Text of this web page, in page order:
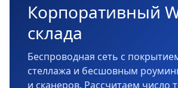
Корпоративный
склада
Беспроводная сеть с
стеллажа и бесшовным
и сканеров. Рассчитаем число